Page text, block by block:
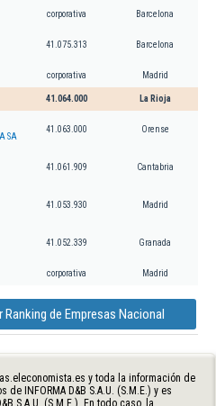
corporativa Barcelona
41.075.313 Barcelona
corporativa Madrid
41.064.000 La Rioja
SA
41.063.000 Orense
41.061.909 Cantabria
41.053.930 Madrid
41.052.339 Granada
corporativa Madrid
Ranking de Empresas Nacional
y toda la información de
INFORMA D&B S.A.U. (S.M.E.) y es
S.A.U. (S.M.E.). En todo caso, la